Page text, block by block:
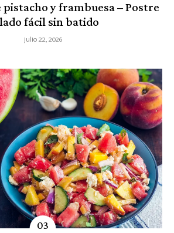
pistacho y frambuesa – Postre
fácil sin batido
julio 22, 2026